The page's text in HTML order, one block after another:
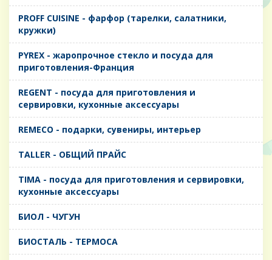
PROFF CUISINE - фарфор (тарелки, салатники,
кружки)
PYREX - жаропрочное стекло и посуда для
приготовления-Франция
REGENT - посуда для приготовления и
сервировки, кухонные аксессуары
REMECO - подарки, сувениры, интерьер
TALLER - ОБЩИЙ ПРАЙС
TIMA - посуда для приготовления и сервировки,
кухонные аксессуары
БИОЛ - ЧУГУН
БИОСТАЛЬ - ТЕРМОСА